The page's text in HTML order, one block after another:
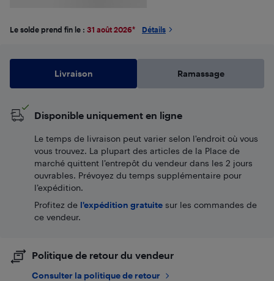
Le solde prend fin le : 31 août 2026* Détails
Livraison Ramassage
Disponible uniquement en ligne
Le temps de livraison peut varier selon l'endroit où vous
vous trouvez. La plupart des articles de la Place de
marché quittent l’entrepôt du vendeur dans les 2 jours
ouvrables. Prévoyez du temps supplémentaire pour
l’expédition.
Profitez de l'expédition gratuite sur les commandes de
ce vendeur.
Politique de retour du vendeur
Consulter la politique de retour